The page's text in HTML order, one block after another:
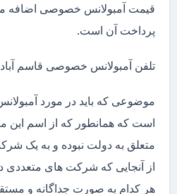
قیمت آمبولانس خصوصی اضافه
پرداخت آن است.
تلفن آمبولانس خصوصی قاسم آباد
موضوعی که باید در مورد
است که همانطور که از اسم این
متعلق به دولت نبوده و به یک
از آنجایی که شرکت های متعددی
هر کدام به صورت جداگانه و